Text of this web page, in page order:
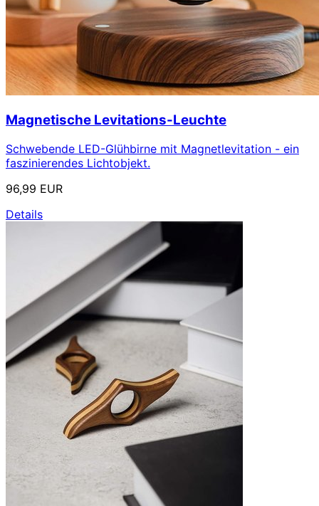
Magnetische Levitations-Leuchte
Schwebende LED-Glühbirne mit Magnetlevitation - ein
faszinierendes Lichtobjekt.
96,99 EUR
Details